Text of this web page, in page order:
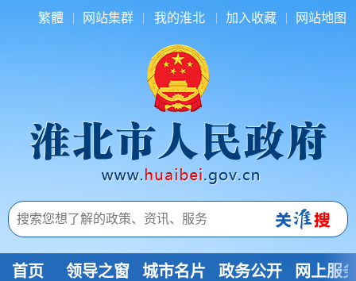
繁體 网站集群 我的淮北 加入收藏 网站地图
首页 领导之窗 城市名片 政务公开 网上服